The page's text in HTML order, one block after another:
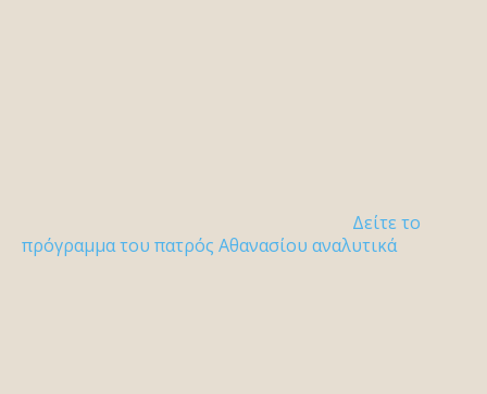
Δείτε το
πρόγραμμα του πατρός Αθανασίου αναλυτικά